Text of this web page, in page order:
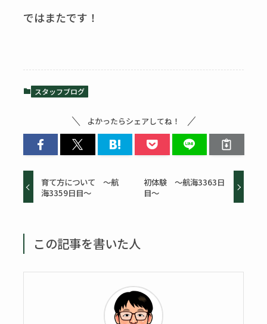
ではまたです！
スタッフブログ
よかったらシェアしてね！
育て方について ～航
海3359日目～
初体験 ～航海3363日
目～
この記事を書いた人